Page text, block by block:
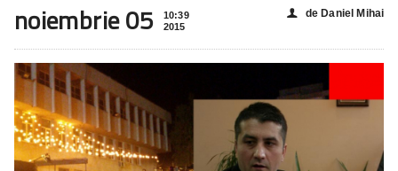
noiembrie 05
10:39
2015
👤 de Daniel Mihai